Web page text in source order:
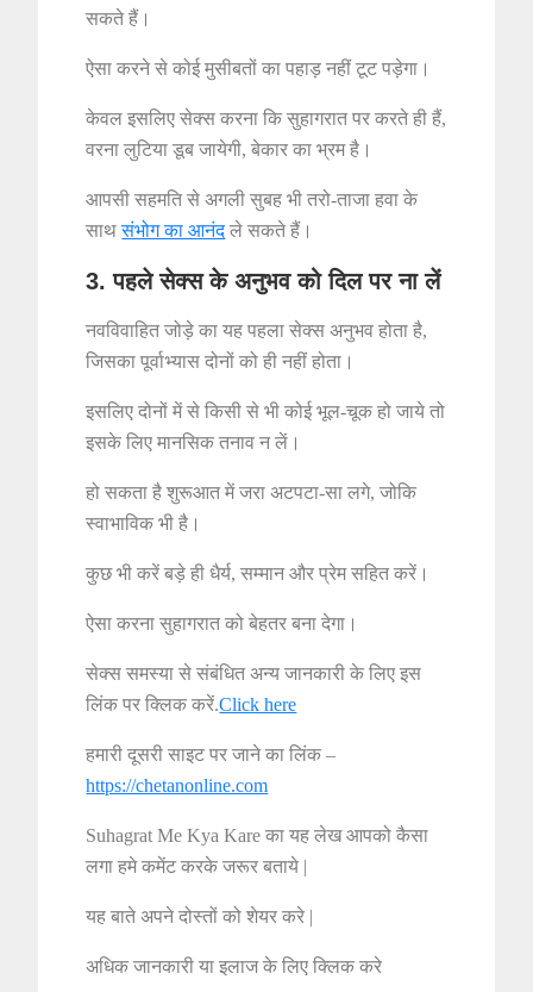
सकते हैं।
ऐसा करने से कोई मुसीबतों का पहाड़ नहीं टूट पड़ेगा।
केवल इसलिए सेक्स करना कि सुहागरात पर करते ही हैं,
वरना लुटिया डूब जायेगी, बेकार का भ्रम है।
आपसी सहमति से अगली सुबह भी तरो-ताजा हवा के
साथसंभोग का आनंदले सकते हैं।
3. पहले सेक्स के अनुभव को दिल पर ना लें
नवविवाहित जोड़े का यह पहला सेक्स अनुभव होता है,
जिसका पूर्वाभ्यास दोनों को ही नहीं होता।
इसलिए दोनों में से किसी से भी कोई भूल-चूक हो जाये तो
इसके लिए मानसिक तनाव न लें।
हो सकता है शुरूआत में जरा अटपटा-सा लगे, जोकि
स्वाभाविक भी है।
कुछ भी करें बड़े ही धैर्य, सम्मान और प्रेम सहित करें।
ऐसा करना सुहागरात को बेहतर बना देगा।
सेक्स समस्या से संबंधित अन्य जानकारी के लिए इस
लिंक पर क्लिक करें.Click here
हमारी दूसरी साइट पर जाने का लिंक –
https://chetanonline.com
Suhagrat Me Kya Kare का यह लेख आपको कैसा
लगा हमे कमेंट करके जरूर बताये |
यह बाते अपने दोस्तों को शेयर करे |
अधिक जानकारी या इलाज के लिए क्लिक करे